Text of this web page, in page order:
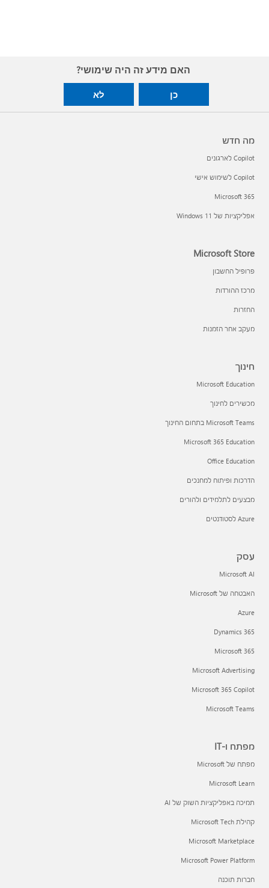
האם מידע זה היה שימושי?
כן לא
מה חדש
Copilot לארגונים
Copilot לשימוש אישי
Microsoft 365
אפליקציות של Windows 11‏
Microsoft Store
פרופיל החשבון
מרכז ההורדות
החזרות
מעקב אחר הזמנות
חינוך
Microsoft Education
מכשירים לחינוך
Microsoft Teams בתחום החינוך
Microsoft 365 Education
Office Education
הדרכות ופיתוח למחנכים
מבצעים לתלמידים ולהורים
Azure לסטודנטים
עסק
Microsoft AI
האבטחה של Microsoft
Azure
Dynamics 365
Microsoft 365
Microsoft Advertising
Microsoft 365 Copilot
Microsoft Teams
מפתח ו-IT
מפתח של Microsoft
Microsoft Learn
תמיכה באפליקציות השוק של AI
קהילת Microsoft Tech
Microsoft Marketplace
Microsoft Power Platform
חברות תוכנה